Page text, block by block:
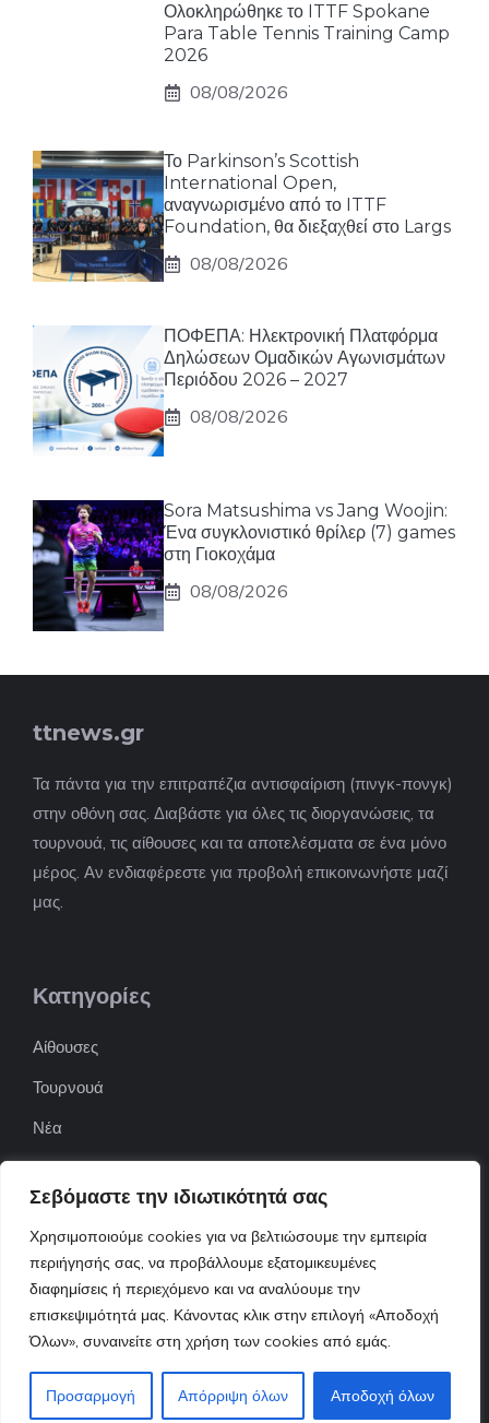
Σεβόμαστε την ιδιωτικότητά σας
Χρησιμοποιούμε cookies για να βελτιώσουμε την εμπειρία
περιήγησής σας, να προβάλλουμε εξατομικευμένες
διαφημίσεις ή περιεχόμενο και να αναλύουμε την
επισκεψιμότητά μας. Κάνοντας κλικ στην επιλογή «Αποδοχή
Όλων», συναινείτε στη χρήση των cookies από εμάς.
Προσαρμογή Απόρριψη όλων Αποδοχή όλων
Ολοκληρώθηκε το ITTF Spokane
Para Table Tennis Training Camp
2026
08/08/2026
Το Parkinson’s Scottish
International Open,
αναγνωρισμένο από το ITTF
Foundation, θα διεξαχθεί στο Largs
08/08/2026
ΠΟΦΕΠΑ: Ηλεκτρονική Πλατφόρμα
Δηλώσεων Ομαδικών Αγωνισμάτων
Περιόδου 2026 – 2027
08/08/2026
Sora Matsushima vs Jang Woojin:
Ένα συγκλονιστικό θρίλερ (7) games
στη Γιοκοχάμα
08/08/2026
ttnews.gr
Τα πάντα για την επιτραπέζια αντισφαίριση (πινγκ-πονγκ)
στην οθόνη σας. Διαβάστε για όλες τις διοργανώσεις, τα
τουρνουά, τις αίθουσες και τα αποτελέσματα σε ένα μόνο
μέρος. Αν ενδιαφέρεστε για προβολή επικοινωνήστε μαζί
μας.
Κατηγορίες
Αίθουσες
Τουρνουά
Νέα
ΠΟΦΕΠΑ
ΕΦΟΕΠΑ
Επικοινωνία